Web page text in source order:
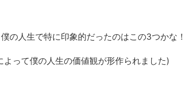
の人生で特に印象的だったのはこの3つかな！
って僕の人生の価値観が形作られました)